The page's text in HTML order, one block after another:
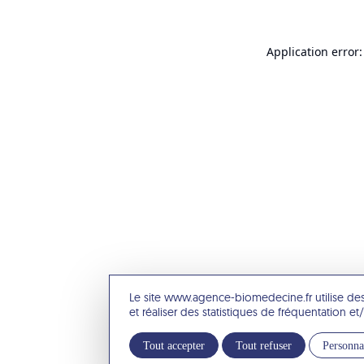
Le site www.agence-biomedecine.fr utilise
et réaliser des statistiques de fréquentation
Tout accepter Tout refuser
Application